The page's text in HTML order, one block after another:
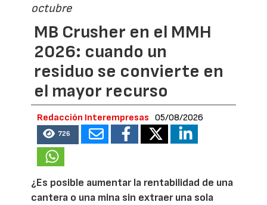
octubre
MB Crusher en el MMH
2026: cuando un
residuo se convierte en
el mayor recurso
Redacción Interempresas 05/08/2026
726
¿Es posible aumentar la rentabilidad de una
cantera o una mina sin extraer una sola